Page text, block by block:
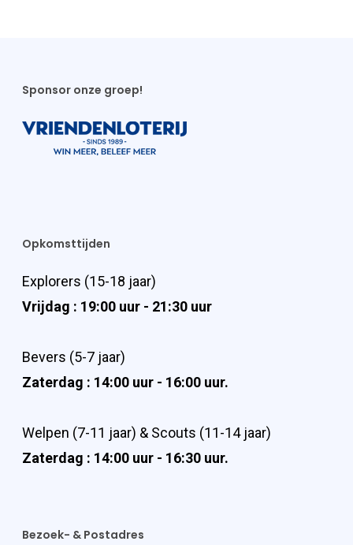
Sponsor onze groep!
Opkomsttijden
Explorers (15-18 jaar)
Vrijdag : 19:00 uur - 21:30 uur
Bevers (5-7 jaar)
Zaterdag : 14:00 uur - 16:00 uur.
Welpen (7-11 jaar) & Scouts (11-14 jaar)
Zaterdag : 14:00 uur - 16:30 uur.
Bezoek- & Postadres